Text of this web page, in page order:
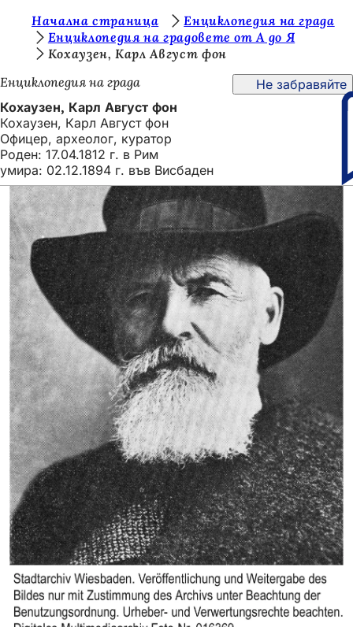
Преминаване към съдържанието
е
с
т
е
т
у
к
Начална страница
Енциклопедия на града
Енциклопедия на градовете от А до Я
Кохаузен, Карл Август фон
Енциклопедия на града
Не забравяйте
Кохаузен, Карл Август фон
Кохаузен, Карл Август фон
Офицер, археолог, куратор
Роден: 17.04.1812 г. в Рим
умира: 02.12.1894 г. във Висбаден